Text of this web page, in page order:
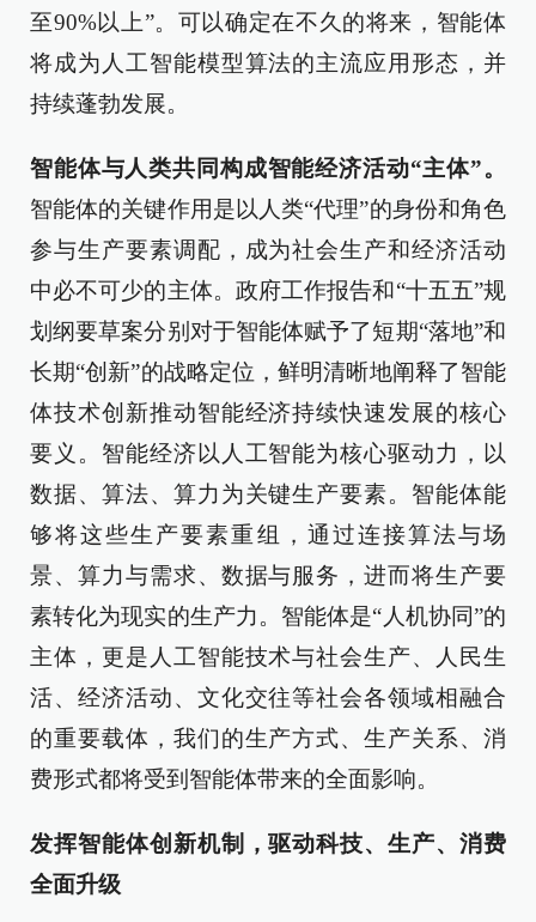
至90%以上”。可以确定在不久的将来，智能体
将成为人工智能模型算法的主流应用形态，并
持续蓬勃发展。
智能体与人类共同构成智能经济活动“主体”。
智能体的关键作用是以人类“代理”的身份和角色
参与生产要素调配，成为社会生产和经济活动
中必不可少的主体。政府工作报告和“十五五”规
划纲要草案分别对于智能体赋予了短期“落地”和
长期“创新”的战略定位，鲜明清晰地阐释了智能
体技术创新推动智能经济持续快速发展的核心
要义。智能经济以人工智能为核心驱动力，以
数据、算法、算力为关键生产要素。智能体能
够将这些生产要素重组，通过连接算法与场
景、算力与需求、数据与服务，进而将生产要
素转化为现实的生产力。智能体是“人机协同”的
主体，更是人工智能技术与社会生产、人民生
活、经济活动、文化交往等社会各领域相融合
的重要载体，我们的生产方式、生产关系、消
费形式都将受到智能体带来的全面影响。
发挥智能体创新机制，驱动科技、生产、消费
全面升级